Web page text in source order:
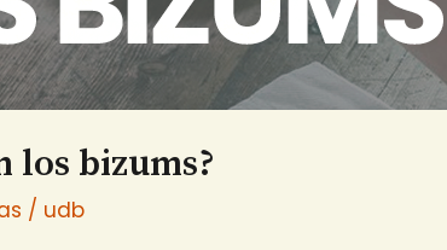
los bizums?
/ udb